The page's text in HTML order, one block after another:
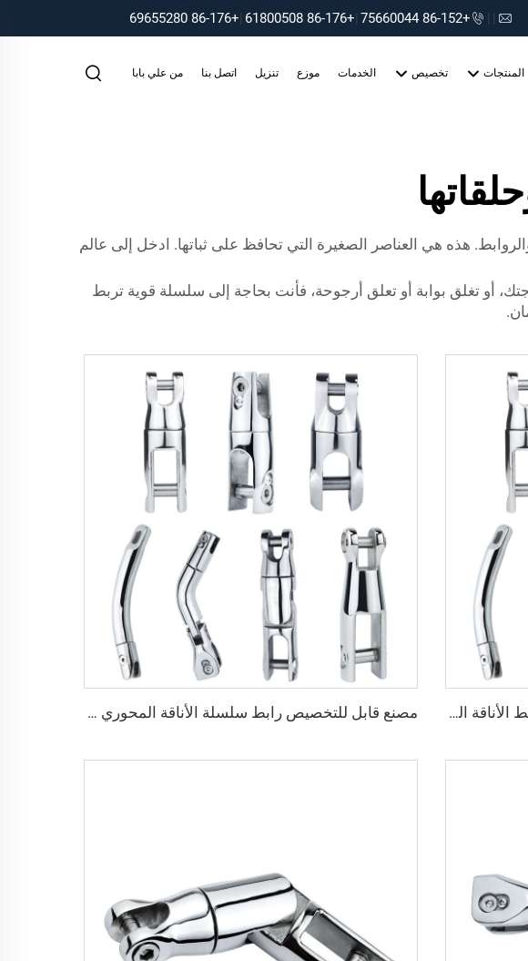
+86-152 75660044
+86-176 61800508
+86-176 69655280
المنتجات تخصيص الخدمات موزع تنزيل اتصل بنا من علي بابا
هذه هي العناصر الصغيرة التي تحافظ على ثباتها. ادخل إلى عالم
أو تغلق بوابة أو تعلق أرجوحة، فأنت بحاجة إلى سلسلة قوية تربط
رابط الأناقة من SHENGHUI، سلسلة رابط الأناقة المحوري المزدوج من الفولاذ المقاوم للصدأ 316 لمكونات معدات بحرية للقوارب مصنع قابل للتخصيص رابط سلسلة الأناقة المحوري من الفولاذ المقاوم للصدأ 316 لمعدات بحرية وملحقات للقوارب